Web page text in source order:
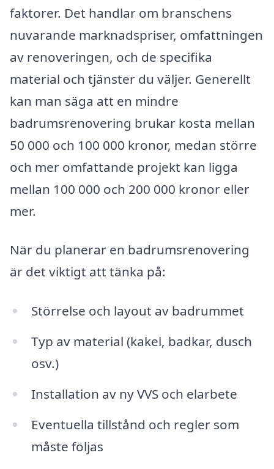
faktorer. Det handlar om branschens
nuvarande marknadspriser, omfattningen
av renoveringen, och de specifika
material och tjänster du väljer. Generellt
kan man säga att en mindre
badrumsrenovering brukar kosta mellan
50 000 och 100 000 kronor, medan större
och mer omfattande projekt kan ligga
mellan 100 000 och 200 000 kronor eller
mer.
När du planerar en badrumsrenovering
är det viktigt att tänka på:
Störrelse och layout av badrummet
Typ av material (kakel, badkar, dusch
osv.)
Installation av ny VVS och elarbete
Eventuella tillstånd och regler som
måste följas